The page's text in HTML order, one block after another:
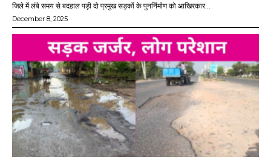
जिले में लंबे समय से बदहाल पड़ी दो प्रमुख सड़कों के पुनर्निर्माण को आखिरकार...
December 8, 2025